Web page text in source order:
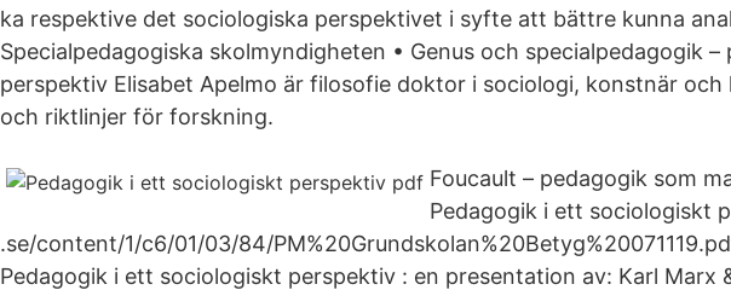
ka respektive det sociologiska perspektivet i syfte att bättre kunna
Specialpedagogiska skolmyndigheten • Genus och specialpedagogik –
perspektiv Elisabet Apelmo är filosofie doktor i sociologi, konstnär och
och riktlinjer för forskning.
Foucault – pedagogik som
Pedagogik i ett sociologiskt
.se/content/1/c6/01/03/84/
Pedagogik i ett sociologiskt perspektiv : en presentation av: Karl Marx